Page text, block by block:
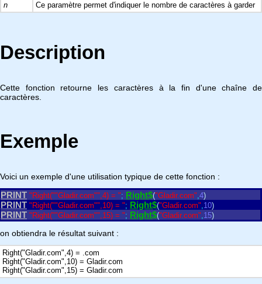
n
Ce paramètre permet d'indiquer le nombre de caractères à garder
Description
Cette fonction retourne les caractères à la fin d'une chaîne de
caractères.
Exemple
Voici un exemple d'une utilisation typique de cette fonction :
PRINT "Right(""Gladir.com"",4) = "; Right$("Gladir.com",4)
PRINT "Right(""Gladir.com"",10) = "; Right$("Gladir.com",10)
PRINT "Right(""Gladir.com"",15) = "; Right$("Gladir.com",15)
on obtiendra le résultat suivant :
Right("Gladir.com",4) = .com
Right("Gladir.com",10) = Gladir.com
Right("Gladir.com",15) = Gladir.com